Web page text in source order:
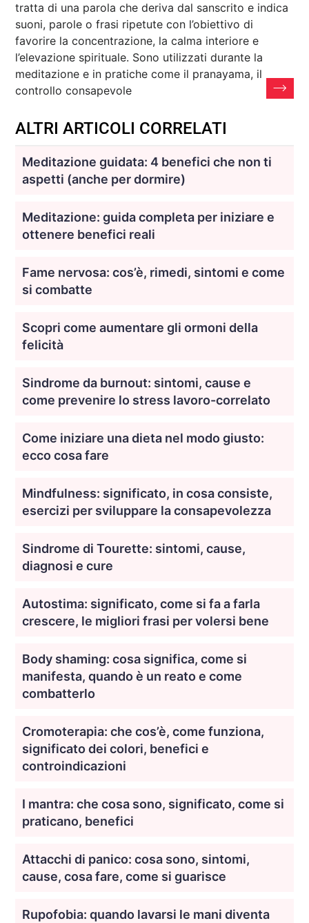
tratta di una parola che deriva dal sanscrito e indica
suoni, parole o frasi ripetute con l’obiettivo di
favorire la concentrazione, la calma interiore e
l’elevazione spirituale. Sono utilizzati durante la
meditazione e in pratiche come il pranayama, il
controllo consapevole
ALTRI ARTICOLI CORRELATI
Meditazione guidata: 4 benefici che non ti
aspetti (anche per dormire)
Meditazione: guida completa per iniziare e
ottenere benefici reali
Fame nervosa: cos’è, rimedi, sintomi e come
si combatte
Scopri come aumentare gli ormoni della
felicità
Sindrome da burnout: sintomi, cause e
come prevenire lo stress lavoro-correlato
Come iniziare una dieta nel modo giusto:
ecco cosa fare
Mindfulness: significato, in cosa consiste,
esercizi per sviluppare la consapevolezza
Sindrome di Tourette: sintomi, cause,
diagnosi e cure
Autostima: significato, come si fa a farla
crescere, le migliori frasi per volersi bene
Body shaming: cosa significa, come si
manifesta, quando è un reato e come
combatterlo
Cromoterapia: che cos’è, come funziona,
significato dei colori, benefici e
controindicazioni
I mantra: che cosa sono, significato, come si
praticano, benefici
Attacchi di panico: cosa sono, sintomi,
cause, cosa fare, come si guarisce
Rupofobia: quando lavarsi le mani diventa